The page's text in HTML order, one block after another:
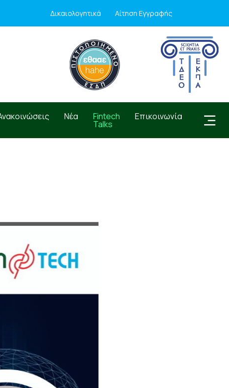
Δικαιολογητικά Αίτηση Εγγραφής
Νέα Fintech
Talks
Επικοινωνία